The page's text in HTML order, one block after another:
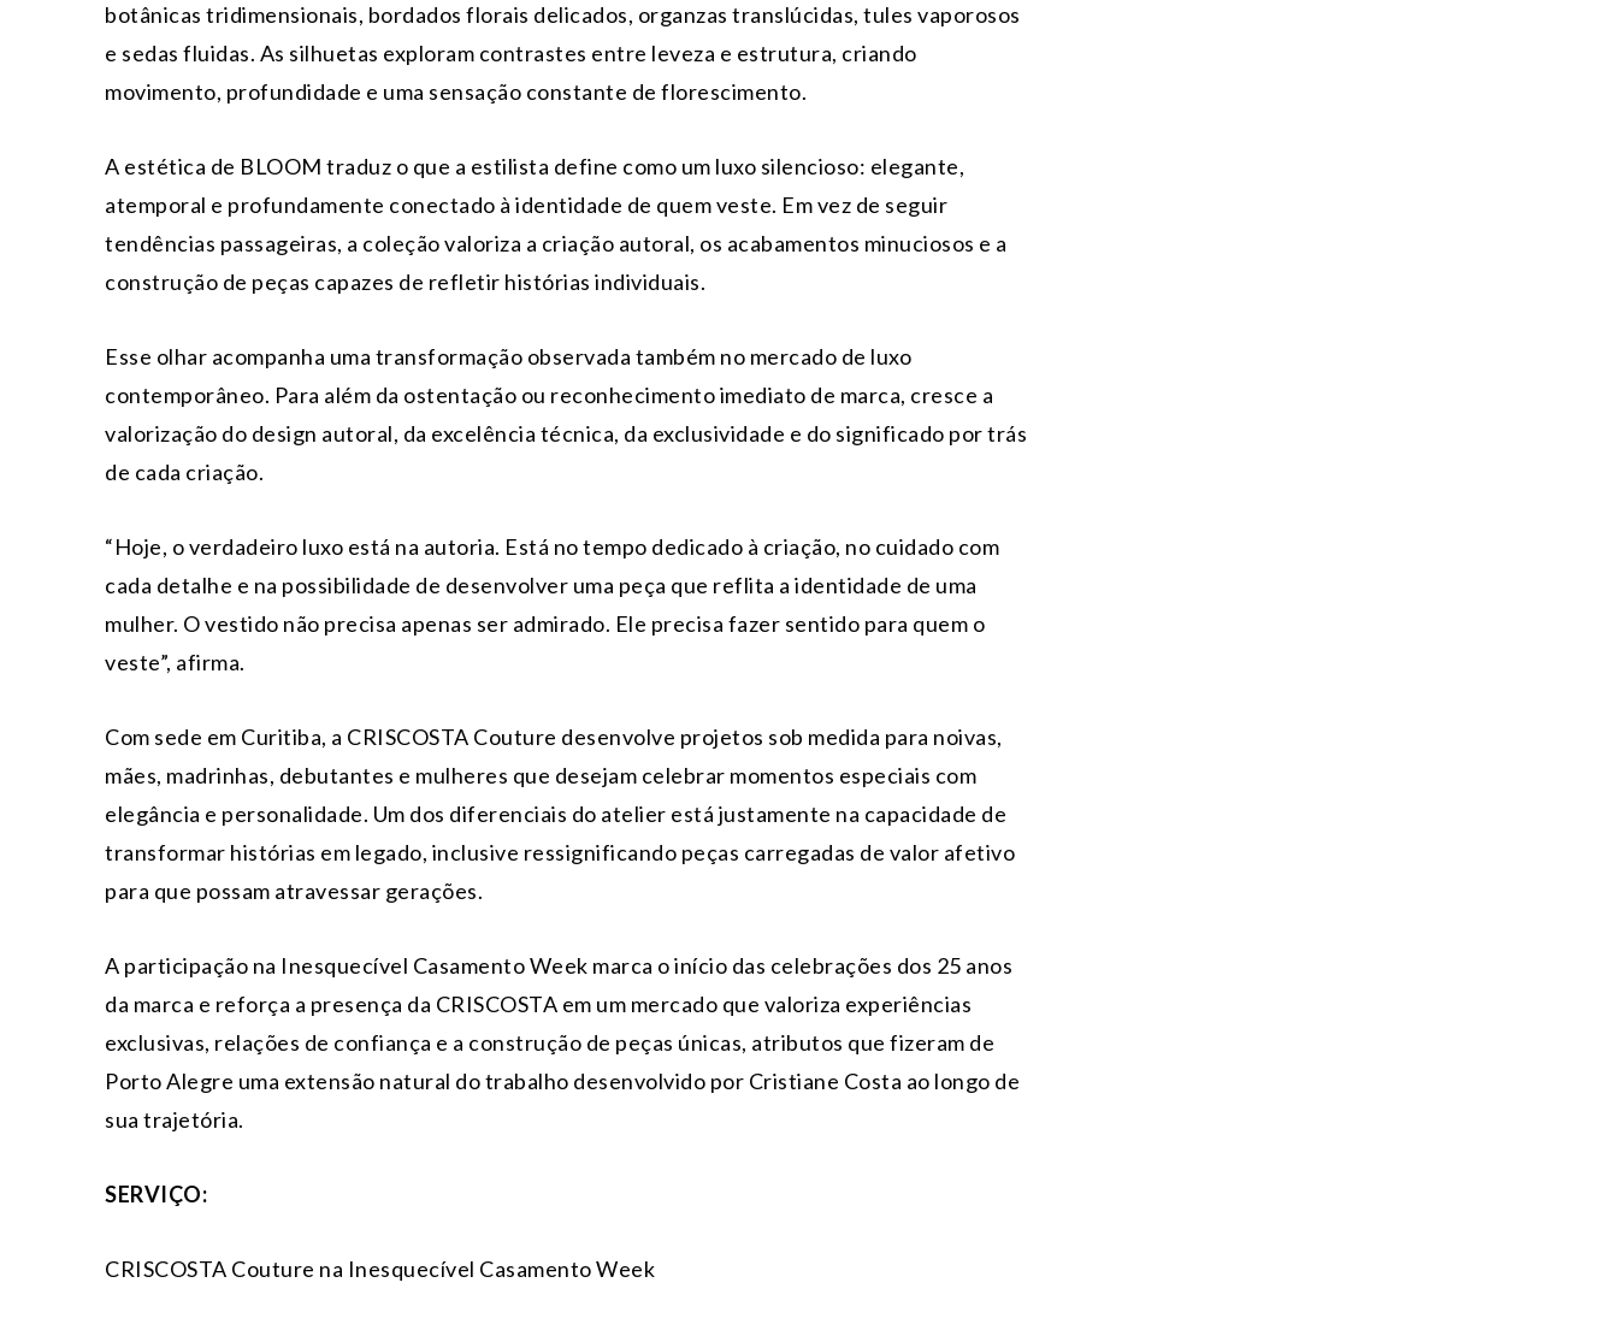
botânicas tridimensionais, bordados florais delicados, organzas translúcidas, tules vaporosos
e sedas fluidas. As silhuetas exploram contrastes entre leveza e estrutura, criando
movimento, profundidade e uma sensação constante de florescimento.
A estética de BLOOM traduz o que a estilista define como um luxo silencioso: elegante,
atemporal e profundamente conectado à identidade de quem veste. Em vez de seguir
tendências passageiras, a coleção valoriza a criação autoral, os acabamentos minuciosos e a
construção de peças capazes de refletir histórias individuais.
Esse olhar acompanha uma transformação observada também no mercado de luxo
contemporâneo. Para além da ostentação ou reconhecimento imediato de marca, cresce a
valorização do design autoral, da excelência técnica, da exclusividade e do significado por trás
de cada criação.
“Hoje, o verdadeiro luxo está na autoria. Está no tempo dedicado à criação, no cuidado com
cada detalhe e na possibilidade de desenvolver uma peça que reflita a identidade de uma
mulher. O vestido não precisa apenas ser admirado. Ele precisa fazer sentido para quem o
veste”, afirma.
Com sede em Curitiba, a CRISCOSTA Couture desenvolve projetos sob medida para noivas,
mães, madrinhas, debutantes e mulheres que desejam celebrar momentos especiais com
elegância e personalidade. Um dos diferenciais do atelier está justamente na capacidade de
transformar histórias em legado, inclusive ressignificando peças carregadas de valor afetivo
para que possam atravessar gerações.
A participação na Inesquecível Casamento Week marca o início das celebrações dos 25 anos
da marca e reforça a presença da CRISCOSTA em um mercado que valoriza experiências
exclusivas, relações de confiança e a construção de peças únicas, atributos que fizeram de
Porto Alegre uma extensão natural do trabalho desenvolvido por Cristiane Costa ao longo de
sua trajetória.
SERVIÇO:
CRISCOSTA Couture na Inesquecível Casamento Week